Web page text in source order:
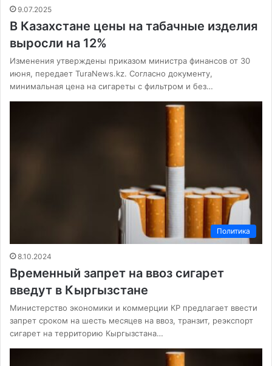
9.07.2025
В Казахстане цены на табачные изделия
выросли на 12%
Изменения утверждены приказом министра финансов от 30
июня, передает TuraNews.kz. Согласно документу,
минимальная цена на сигареты с фильтром и без…
Политика
8.10.2024
Временный запрет на ввоз сигарет
введут в Кыргызстане
Министерство экономики и коммерции КР предлагает ввести
запрет сроком на шесть месяцев на ввоз, транзит, реэкспорт
сигарет на территорию Кыргызстана…